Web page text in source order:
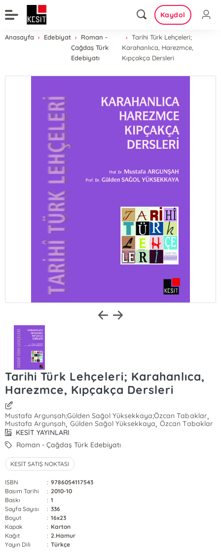
Kaydol
Anasayfa Edebiyat
Roman -
Çağdaş Türk
Edebiyatı
Tarihi Türk Lehçeleri;
Karahanlıca, Harezmce,
Kıpçakça Dersleri
Tarihi Türk Lehçeleri; Karahanlıca,
Harezmce, Kıpçakça Dersleri
Mustafa Argunşah;Gülden Sağol Yüksekkaya;Özcan Tabaklar,
Mustafa Argunşah, Gülden Sağol Yüksekkaya, Özcan Tabaklar
KESİT YAYINLARI
Roman - Çağdaş Türk Edebiyatı
KESİT SATIŞ NOKTASI
ISBN : 9786054117543
Basım Tarihi
: 2010-10
Baskı
: 1
Sayfa Sayısı
: 336
Boyut
: 16x23
Kapak
: Karton
Kağıt
: 2.Hamur
Yayın Dili
: Türkçe